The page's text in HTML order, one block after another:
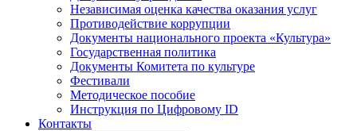
Независимая оценка качества оказания услуг
Противодействие коррупции
Документы национального проекта «Культура»
Государственная политика
Документы Комитета по культуре
Фестивали
Методическое пособие
Инструкция по Цифровому ID
Контакты